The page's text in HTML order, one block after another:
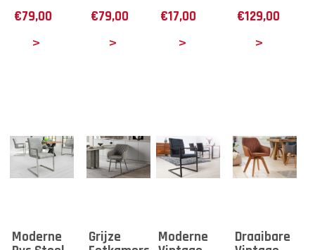
€79,00
€79,00 €17,00 €129,00
Moderne
Grijze
Moderne
Draaibare